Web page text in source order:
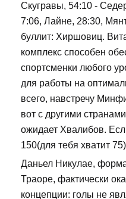
Скугравы, 54:10 -
7:06, Лайне, 28:30,
буллит: Хиршовиц.
комплекс способен
спортсменки любого
для работы на
всего, навстречу
вот с другими
ожидает Хвалибов.
150(для тебя хватит
Даньел Никулае,
Траоре, фактически
концепции: голы не